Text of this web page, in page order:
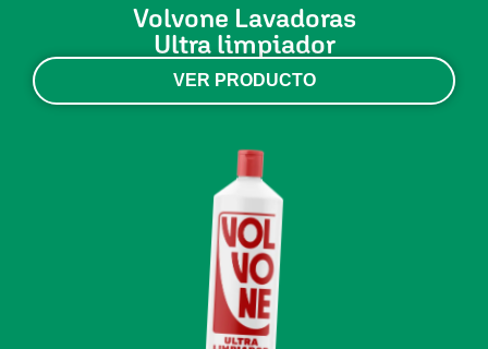
Volvone Lavadoras
Ultra limpiador
VER PRODUCTO